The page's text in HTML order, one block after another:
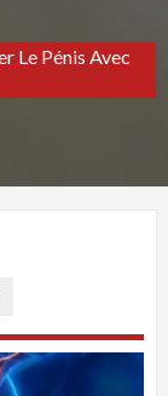
Le Pénis Avec